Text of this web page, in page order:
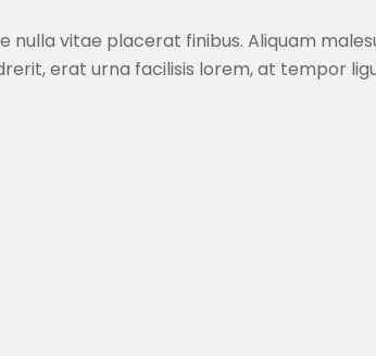
nulla vitae placerat finibus. Aliquam
erat urna facilisis lorem, at tempor